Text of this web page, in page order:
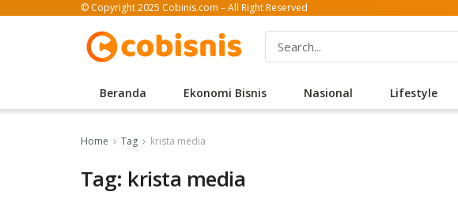
© Copyright 2025 Cobinis.com – All Right Reserved
Beranda Ekonomi Bisnis Nasional Lifestyle
Home Tag krista media
Tag: krista media